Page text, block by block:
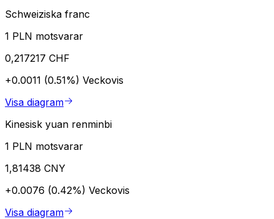
Schweiziska franc
1 PLN motsvarar
0,217217 CHF
+0.0011 (0.51%) Veckovis
Visa diagram
Kinesisk yuan renminbi
1 PLN motsvarar
1,81438 CNY
+0.0076 (0.42%) Veckovis
Visa diagram